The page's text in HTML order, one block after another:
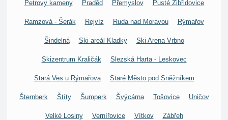
Petrovy kameny Praděd Přemyslov Pusté Žibřidovice
Ramzová - Šerák Rejvíz Ruda nad Moravou Rýmařov
Šindelná Ski areál Kladky Ski Arena Vrbno
Skizentrum Kraličák Slezská Harta - Leskovec
Stará Ves u Rýmařova Staré Město pod Sněžníkem
Šternberk Štíty Šumperk Švýcárna Tošovice Uničov
Velké Losiny Vernířovice Vítkov Zábřeh